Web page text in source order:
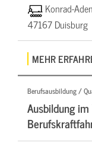
Konrad-
47167 Duisburg
MEHR
Berufsausbildung /
Ausbildung